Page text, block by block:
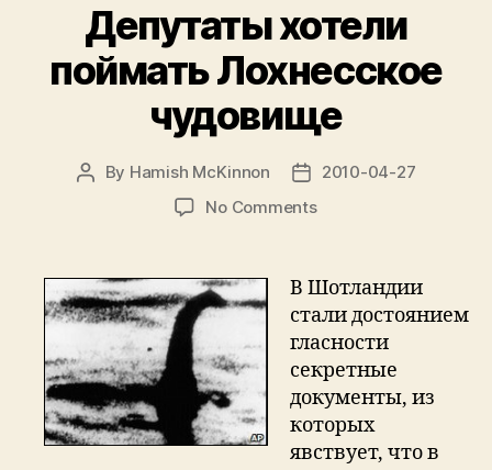
по
Несс.
Депутаты хотели
поймать Лохнесское
чудовище
Post
By Hamish McKinnon
Post
date
2010-04-27
No Commentson
поймать
Лохнесское
чудовище
В Шотландии
стали достоянием
гласности
секретные
документы, из
которых
явствует, что в